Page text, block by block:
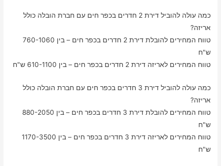
כמה עולה להוביל דירת 2 חדרים בכפר חים עם חברת הובלה כולל
אריזה?
טווח המחירים להובלת דירת 2 חדרים בכפר חים – בין 760-1060
ש"ח
טווח המחירים לאריזה דירת 2 חדרים בכפר חים – בין 610-1100 ש"ח
כמה עולה להוביל דירת 3 חדרים בכפר חים עם חברת הובלה כולל
אריזה?
טווח המחירים להובלת דירת 3 חדרים בכפר חים – בין 880-2050
ש"ח
טווח המחירים לאריזה דירת 3 חדרים בכפר חים – בין 1170-3500
ש"ח